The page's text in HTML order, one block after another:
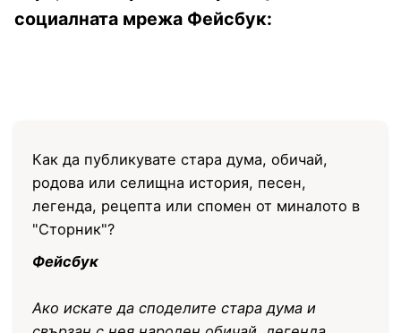
социалната мрежа Фейсбук:
Как да публикувате стара дума, обичай,
родова или селищна история, песен,
легенда, рецепта или спомен от миналото в
"Сторник"?
Фейсбук
Ако искате да споделите стара дума и